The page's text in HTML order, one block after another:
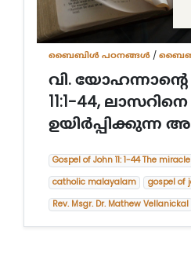
ബൈബിള്‍ പഠനങ്ങള്‍ /
വി.
11:1-44, ലാസറിനെ
ഉയിര്‍പ്പിക്കുന്ന
Gospel of John 11: 1-44 The
catholic malayalam
gospel of
Rev. Msgr. Dr. Mathew Vellanickal